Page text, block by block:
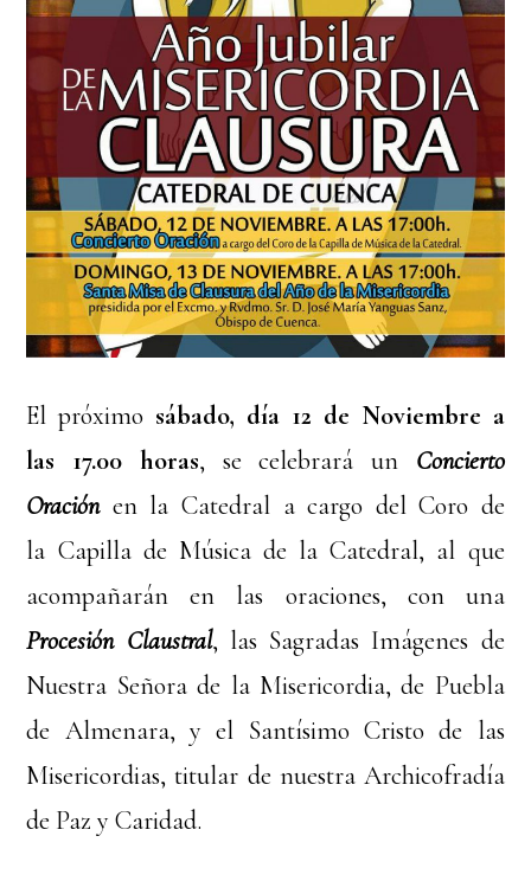
El próximo sábado, día 12 de Noviembre a
las 17.00 horas, se celebrará un Concierto
Oraciónen la Catedral a cargo del Coro de
la Capilla de Música de la Catedral, al que
acompañarán en las oraciones, con una
Procesión Claustral, las Sagradas Imágenes de
Nuestra Señora de la Misericordia, de Puebla
de Almenara, y el Santísimo Cristo de las
Misericordias, titular de nuestra Archicofradía
de Paz y Caridad.